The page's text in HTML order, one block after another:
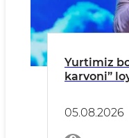
Yurtimiz
karvoni”
05.08.2026